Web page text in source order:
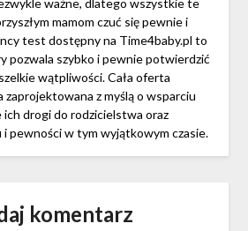
mamom czuć się pewnie i
test dostępny na Time4baby.pl to
pozwala szybko i pewnie potwierdzić
wątpliwości. Cała oferta
zaprojektowana z myślą o wsparciu
ich drogi do rodzicielstwa oraz
pewności w tym wyjątkowym czasie.
komentarz